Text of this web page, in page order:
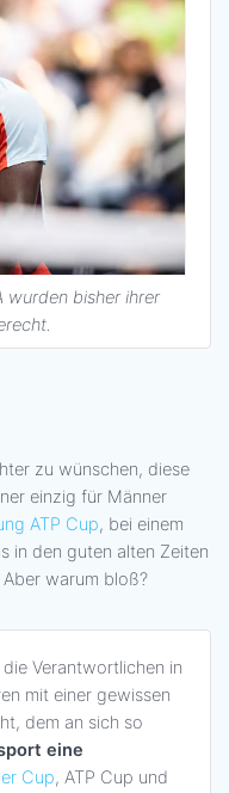
wurden bisher ihrer
zu wünschen, diese
einzig für Männer
ATP Cup, bei einem
in den guten alten Zeiten
warum bloß?
Verantwortlichen in
mit einer gewissen
dem an sich so
eine
Cup, ATP Cup und